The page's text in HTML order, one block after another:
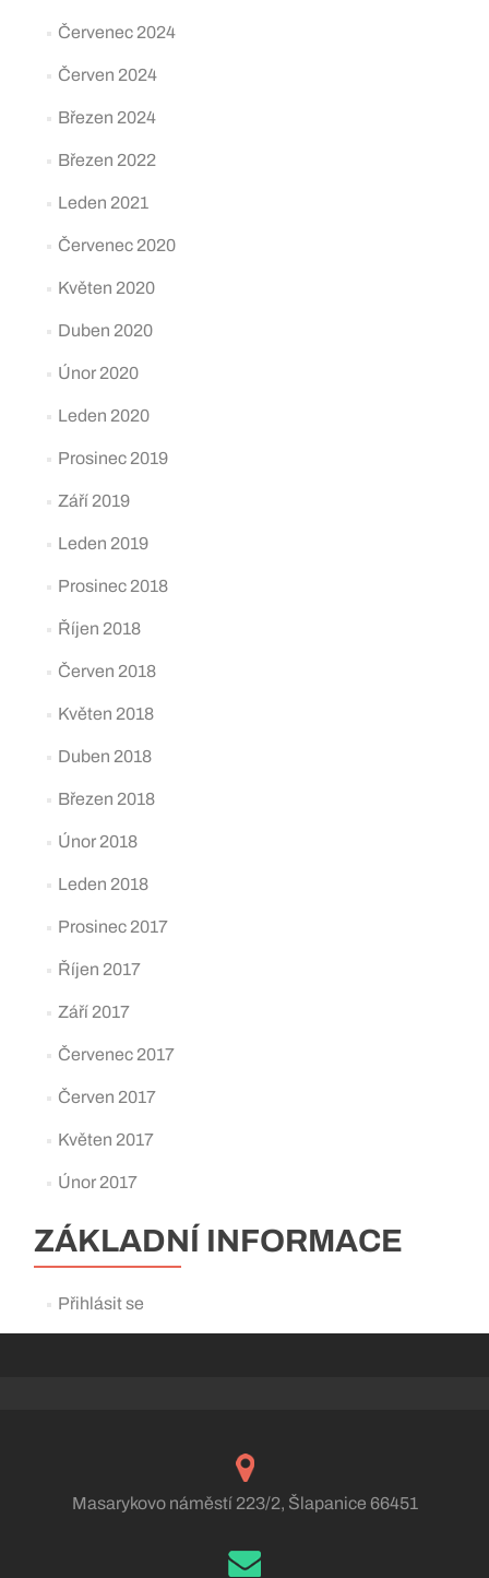
Červenec 2024
Červen 2024
Březen 2024
Březen 2022
Leden 2021
Červenec 2020
Květen 2020
Duben 2020
Únor 2020
Leden 2020
Prosinec 2019
Září 2019
Leden 2019
Prosinec 2018
Říjen 2018
Červen 2018
Květen 2018
Duben 2018
Březen 2018
Únor 2018
Leden 2018
Prosinec 2017
Říjen 2017
Září 2017
Červenec 2017
Červen 2017
Květen 2017
Únor 2017
ZÁKLADNÍ INFORMACE
Přihlásit se
Masarykovo náměstí 223/2, Šlapanice 66451